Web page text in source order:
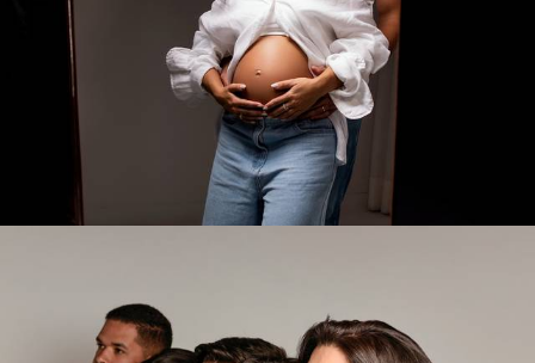
152 0